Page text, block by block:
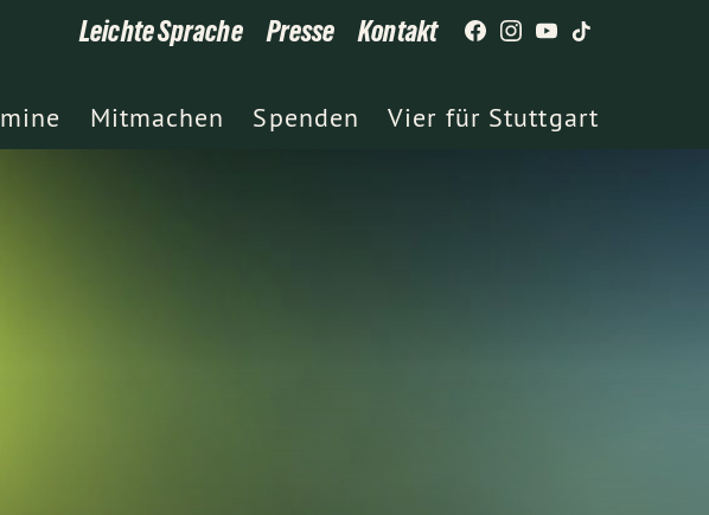
Leichte Sprache Presse Kontakt
Mitmachen Spenden Vier für Stuttgart